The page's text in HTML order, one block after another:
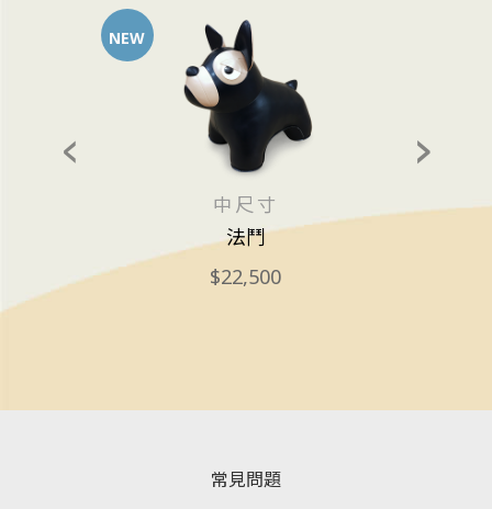
中尺寸
法鬥
22,500
NEW
常見問題